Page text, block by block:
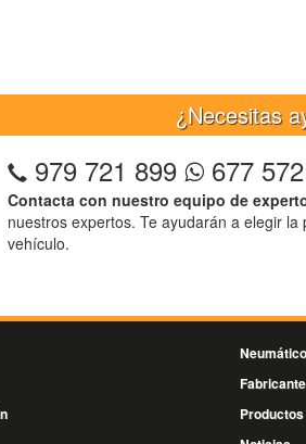
¿Necesitas
979 721 899 677
Contacta con nuestro equipo de
nuestros expertos. Te ayudarán a elegir
vehículo.
Productos